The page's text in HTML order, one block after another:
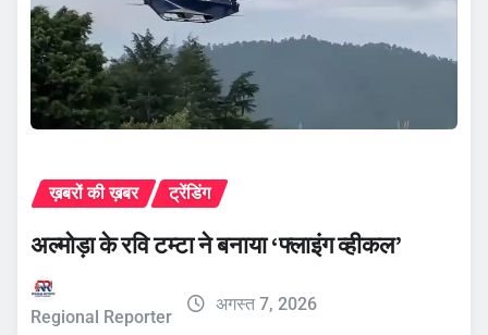
ख़बरों की ख़बर ट्रेंडिंग
अल्मोड़ा के रवि टम्टा ने बनाया ‘फ्लाइंग व्हीकल’
Regional Reporter
अगस्त 7, 2026